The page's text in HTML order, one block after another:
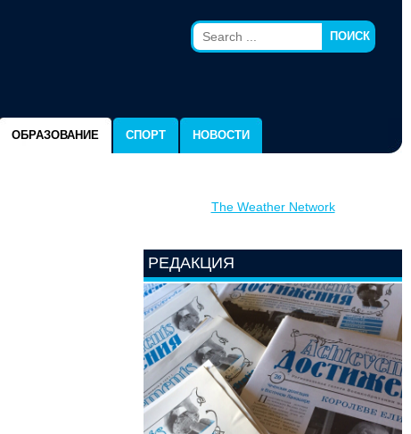
ПОИСК
ОБРАЗОВАНИЕ СПОРТ НОВОСТИ
The Weather Network
РЕДАКЦИЯ